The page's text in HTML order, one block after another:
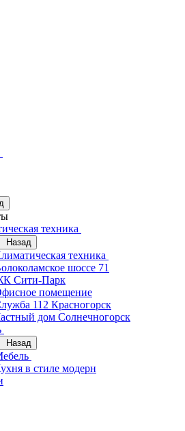
техника
Назад
техника
шоссе 71
Сити-Парк
помещение
112 Красногорск
дом Солнечногорск
Назад
в стиле модерн